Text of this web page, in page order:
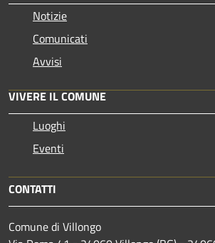
Notizie
Comunicati
Avvisi
VIVERE IL COMUNE
Luoghi
Eventi
CONTATTI
Comune di Villongo